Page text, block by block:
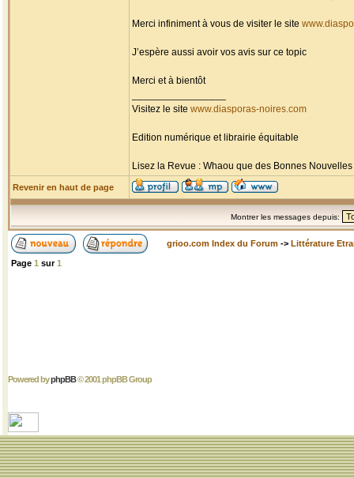
Merci infiniment à vous de visiter le site
J’espère aussi avoir vos avis sur ce topic
Merci et à bientôt
Visitez le site www.diasporas-noires.com
Edition numérique et librairie équitable
Lisez la Revue : Whaou que des Bonnes
Revenir en haut de page
Montrer les messages depuis:
grioo.com Index du Forum -> Littérature
Page 1 sur1
Powered byphpBB© 2001 phpBB Group